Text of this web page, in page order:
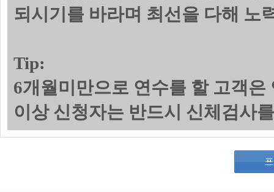
되시기를 바라며 최선을 다해 노
Tip:
6개월미만으로 연수를 할 고객
이상 신청자는 반드시 신체검사